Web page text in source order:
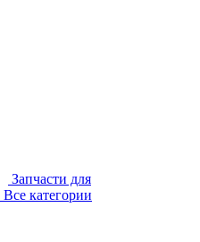
Запчасти для
Все категории